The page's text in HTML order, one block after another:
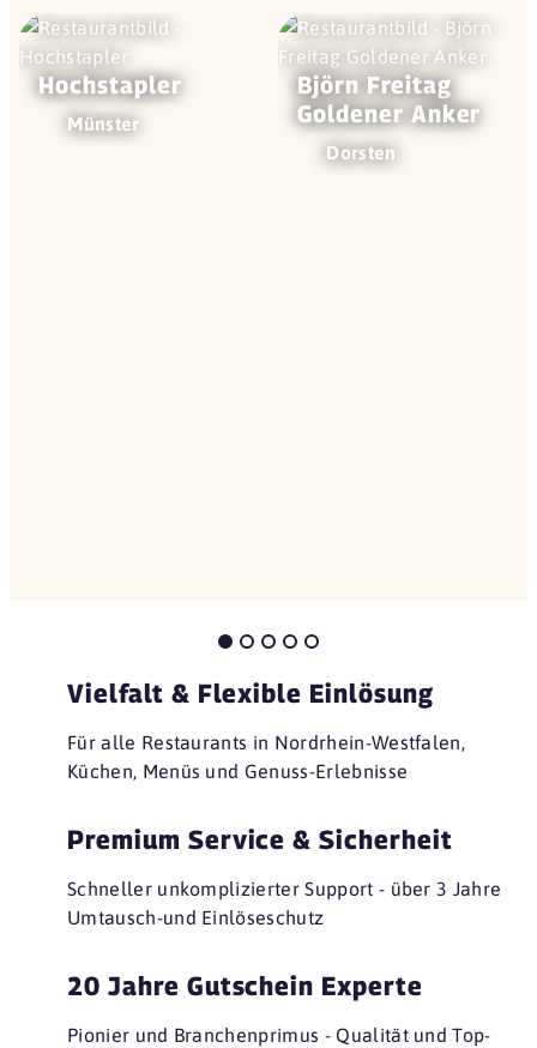
Hoch­stapler
Münster
Björn Freitag
Goldener Anker
Dorsten
Vielfalt & Flexible Einlösung
Für alle Restaurants in Nordrhein-Westfalen,
Küchen, Menüs und Genuss-Erlebnisse
Premium Service & Sicherheit
Schneller unkomplizierter Support - über 3 Jahre
Umtausch-und Einlöseschutz
20 Jahre Gutschein Experte
Pionier und Branchenprimus - Qualität und Top-